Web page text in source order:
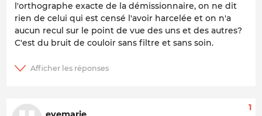
l'orthographe exacte de la démissionnaire, on ne dit
rien de celui qui est censé l'avoir harcelée et on n'a
aucun recul sur le point de vue des uns et des autres?
C'est du bruit de couloir sans filtre et sans soin.
1